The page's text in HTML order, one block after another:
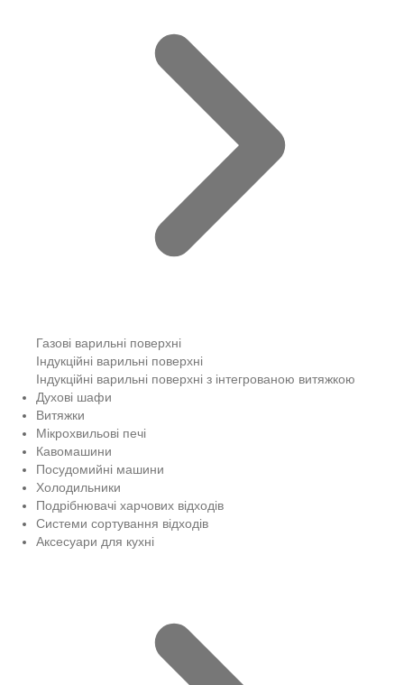
Газові варильні поверхні
Індукційні варильні поверхні
Індукційні варильні поверхні з інтегрованою витяжкою
Духові шафи
Витяжки
Мікрохвильові печі
Кавомашини
Посудомийні машини
Холодильники
Подрібнювачі харчових відходів
Системи сортування відходів
Аксесуари для кухні